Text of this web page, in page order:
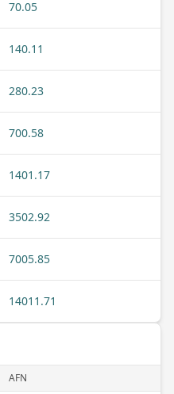
70.05
140.11
280.23
700.58
1401.17
3502.92
7005.85
14011.71
AFN